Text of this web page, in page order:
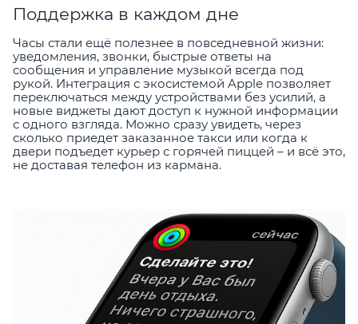
Поддержка в каждом дне
Часы стали ещё полезнее в повседневной жизни:
уведомления, звонки, быстрые ответы на
сообщения и управление музыкой всегда под
рукой. Интеграция с экосистемой Apple позволяет
переключаться между устройствами без усилий, а
новые виджеты дают доступ к нужной информации
с одного взгляда. Можно сразу увидеть, через
сколько приедет заказанное такси или когда к
двери подъедет курьер с горячей пиццей – и всё это,
не доставая телефон из кармана.